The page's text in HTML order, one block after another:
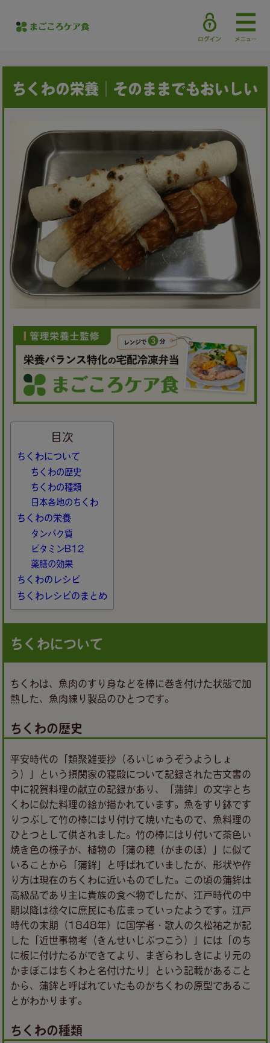
ちくわの栄養｜そのままでもおいしい
目次
ちくわについて
ちくわの歴史
ちくわの種類
日本各地のちくわ
ちくわの栄養
タンパク質
ビタミンB12
薬膳の効果
ちくわのレシピ
ちくわレシピのまとめ
ちくわについて
ちくわは、魚肉のすり身などを棒に巻き付けた状態で加
熱した、魚肉練り製品のひとつです。
ちくわの歴史
平安時代の「類聚雑要抄（るいじゅうぞうようしょ
う）」という摂関家の寝殿について記録された古文書の
中に祝賀料理の献立の記録があり、「蒲鉾」の文字とち
くわに似た料理の絵が描かれています。魚をすり鉢です
りつぶして竹の棒にはり付けて焼いたもので、魚料理の
ひとつとして供されました。竹の棒にはり付いて茶色い
焼き色の様子が、植物の「蒲の穂（がまのほ）」に似て
いることから「蒲鉾」と呼ばれていましたが、形状や作
り方は現在のちくわに近いものでした。この頃の蒲鉾は
高級品であり主に貴族の食べ物でしたが、江戸時代の中
期以降は徐々に庶民にも広まっていったようです。江戸
時代の末期（1848年）に国学者・歌人の久松祐之が記
した「近世事物考（きんせいじぶつこう）」には「のち
に板に付けたるができてより、まぎらわしきにより元の
かまぼこはちくわと名付けたり」という記載があること
から、蒲鉾と呼ばれていたものがちくわの原型であるこ
とがわかります。
ちくわの種類